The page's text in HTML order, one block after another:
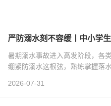
严防溺水刻不容缓丨中小学
暑期溺水事故进入高发阶段，各
绷紧防溺水这根弦，熟练掌握落
2026-07-31